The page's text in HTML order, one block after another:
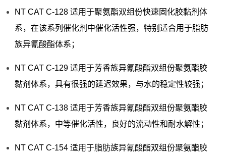
NT CAT C-128 适用于聚氨酯双组份快速固化胶黏剂体
系，在该系列催化剂中催化活性强，特别适合用于脂肪
族异氰酸酯体系；
NT CAT C-129 适用于芳香族异氰酸酯双组份聚氨酯胶
黏剂体系，具有很强的延迟效果，与水的稳定性较强；
NT CAT C-138 适用于芳香族异氰酸酯双组份聚氨酯胶
黏剂体系，中等催化活性，良好的流动性和耐水解性；
NT CAT C-154 适用于脂肪族异氰酸酯双组份聚氨酯胶